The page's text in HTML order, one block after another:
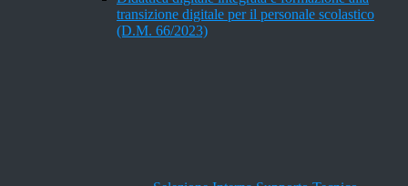
transizione digitale per il personale scolastico
(D.M. 66/2023)